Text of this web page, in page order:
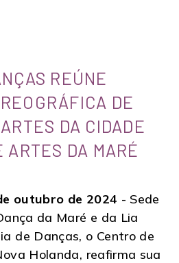
REÚNE
DE
DA CIDADE
ARTES DA MARÉ
outubro de 2024 - Sede
da Maré e da Lia
de Danças, o Centro de
Holanda, reafirma sua